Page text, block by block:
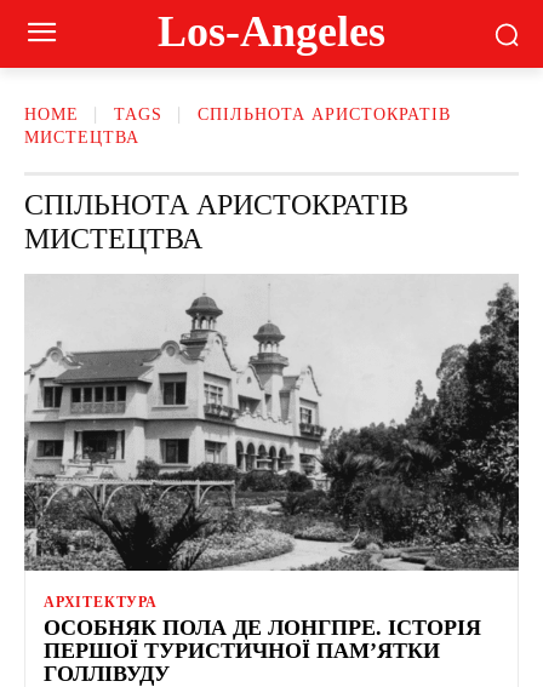
Los-Angeles
HOME TAGS
СПІЛЬНОТА АРИСТОКРАТІВ
МИСТЕЦТВА
СПІЛЬНОТА АРИСТОКРАТІВ
МИСТЕЦТВА
АРХІТЕКТУРА
ОСОБНЯК ПОЛА ДЕ ЛОНГПРЕ. ІСТОРІЯ
ПЕРШОЇ ТУРИСТИЧНОЇ ПАМ’ЯТКИ
ГОЛЛІВУДУ